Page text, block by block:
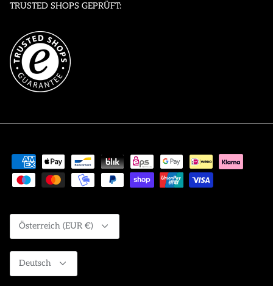
TRUSTED SHOPS GEPRÜFT:
Währung
Österreich (EUR €)
Sprache
Deutsch